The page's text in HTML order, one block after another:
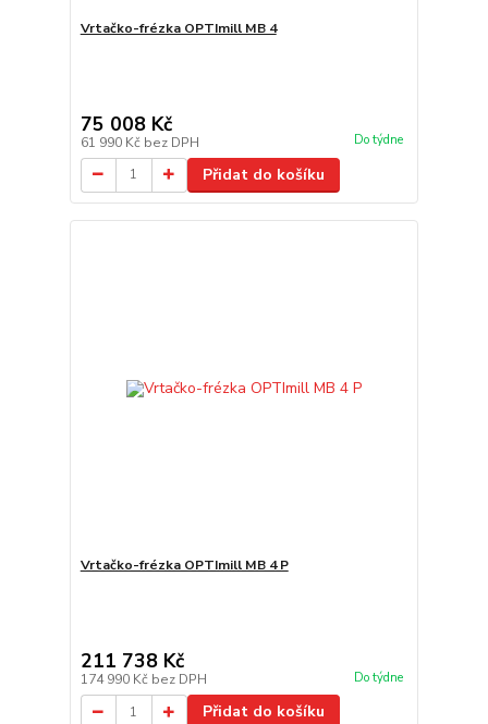
Vrtačko-frézka OPTImill MB 4
75 008 Kč
61 990 Kč bez DPH Do týdne
Přidat do košíku
Vrtačko-frézka OPTImill MB 4 P
211 738 Kč
174 990 Kč bez DPH Do týdne
Přidat do košíku